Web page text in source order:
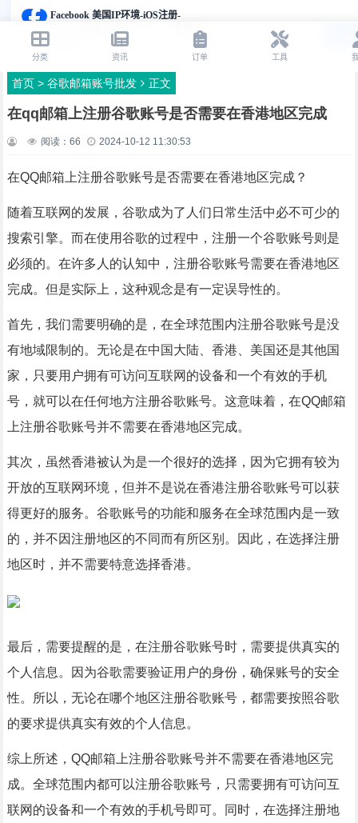
首页> 谷歌邮箱账号批发 正文
在qq邮箱上注册谷歌账号是否需要在香港地区完成
阅读： 66 2024-10-12 11:30:53
在QQ邮箱上注册谷歌账号是否需要在香港地区完成？
随着互联网的发展，谷歌成为了人们日常生活中必不可少的
搜索引擎。而在使用谷歌的过程中，注册一个谷歌账号则是
必须的。在许多人的认知中，注册谷歌账号需要在香港地区
完成。但是实际上，这种观念是有一定误导性的。
首先，我们需要明确的是，在全球范围内注册谷歌账号是没
有地域限制的。无论是在中国大陆、香港、美国还是其他国
家，只要用户拥有可访问互联网的设备和一个有效的手机
号，就可以在任何地方注册谷歌账号。这意味着，在QQ邮箱
上注册谷歌账号并不需要在香港地区完成。
其次，虽然香港被认为是一个很好的选择，因为它拥有较为
开放的互联网环境，但并不是说在香港注册谷歌账号可以获
得更好的服务。谷歌账号的功能和服务在全球范围内是一致
的，并不因注册地区的不同而有所区别。因此，在选择注册
地区时，并不需要特意选择香港。
最后，需要提醒的是，在注册谷歌账号时，需要提供真实的
个人信息。因为谷歌需要验证用户的身份，确保账号的安全
性。所以，无论在哪个地区注册谷歌账号，都需要按照谷歌
的要求提供真实有效的个人信息。
综上所述，QQ邮箱上注册谷歌账号并不需要在香港地区完
成。全球范围内都可以注册谷歌账号，只需要拥有可访问互
联网的设备和一个有效的手机号即可。同时，在选择注册地